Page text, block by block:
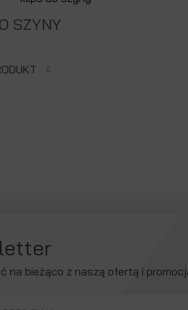
SZYNY
na bieżąco z naszą ofertą i